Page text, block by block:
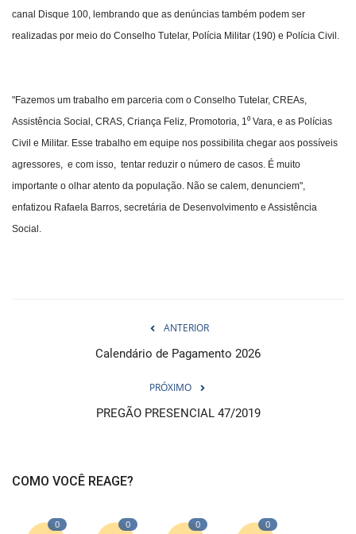
canal Disque 100, lembrando que as denúncias também podem ser
realizadas por meio do Conselho Tutelar, Polícia Militar (190) e Polícia Civil.
"Fazemos um trabalho em parceria com o Conselho Tutelar, CREAs,
Assistência Social, CRAS, Criança Feliz, Promotoria, 1⁰ Vara, e as Polícias
Civil e Militar. Esse trabalho em equipe nos possibilita chegar aos possíveis
agressores, e com isso, tentar reduzir o número de casos. É muito
importante o olhar atento da população. Não se calem, denunciem",
enfatizou Rafaela Barros, secretária de Desenvolvimento e Assistência
Social.
ANTERIOR
Calendário de Pagamento 2026
PRÓXIMO
PREGÃO PRESENCIAL 47/2019
COMO VOCÊ REAGE?
0 0 0 0